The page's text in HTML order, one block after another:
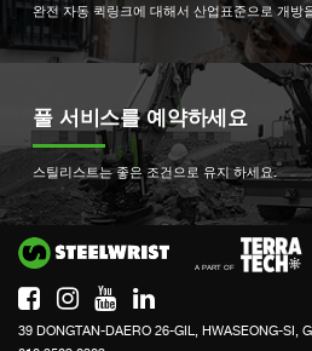
완전 자동 퀵링크에 대해서 산업표준으로 개방
풀 서비스를 예약하세요
스틸리스트는 좋은 조건으로 유지 하세요.
39 DONGTAN-DAERO 26-GIL, HWASEONG-SI,